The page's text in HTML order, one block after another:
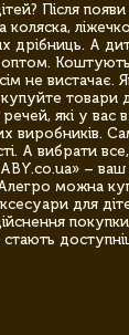
Після
дрібниць. А
не вистачає.
товари
які у вас
виробників.
А вибрати
–
можна
для